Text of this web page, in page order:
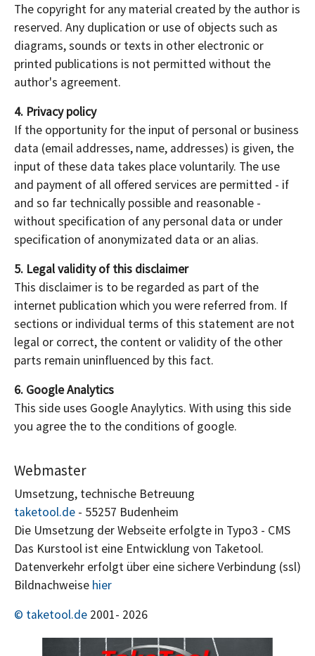
The copyright for any material created by the author is
reserved. Any duplication or use of objects such as
diagrams, sounds or texts in other electronic or
printed publications is not permitted without the
author's agreement.
4. Privacy policy
If the opportunity for the input of personal or business
data (email addresses, name, addresses) is given, the
input of these data takes place voluntarily. The use
and payment of all offered services are permitted - if
and so far technically possible and reasonable -
without specification of any personal data or under
specification of anonymizated data or an alias.
5. Legal validity of this disclaimer
This disclaimer is to be regarded as part of the
internet publication which you were referred from. If
sections or individual terms of this statement are not
legal or correct, the content or validity of the other
parts remain uninfluenced by this fact.
6. Google Analytics
This side uses Google Anaylytics. With using this side
you agree the to the conditions of google.
Webmaster
Umsetzung, technische Betreuung
taketool.de - 55257 Budenheim
Die Umsetzung der Webseite erfolgte in Typo3 - CMS
Das Kurstool ist eine Entwicklung von Taketool.
Datenverkehr erfolgt über eine sichere Verbindung (ssl)
Bildnachweise hier
© taketool.de 2001- 2026